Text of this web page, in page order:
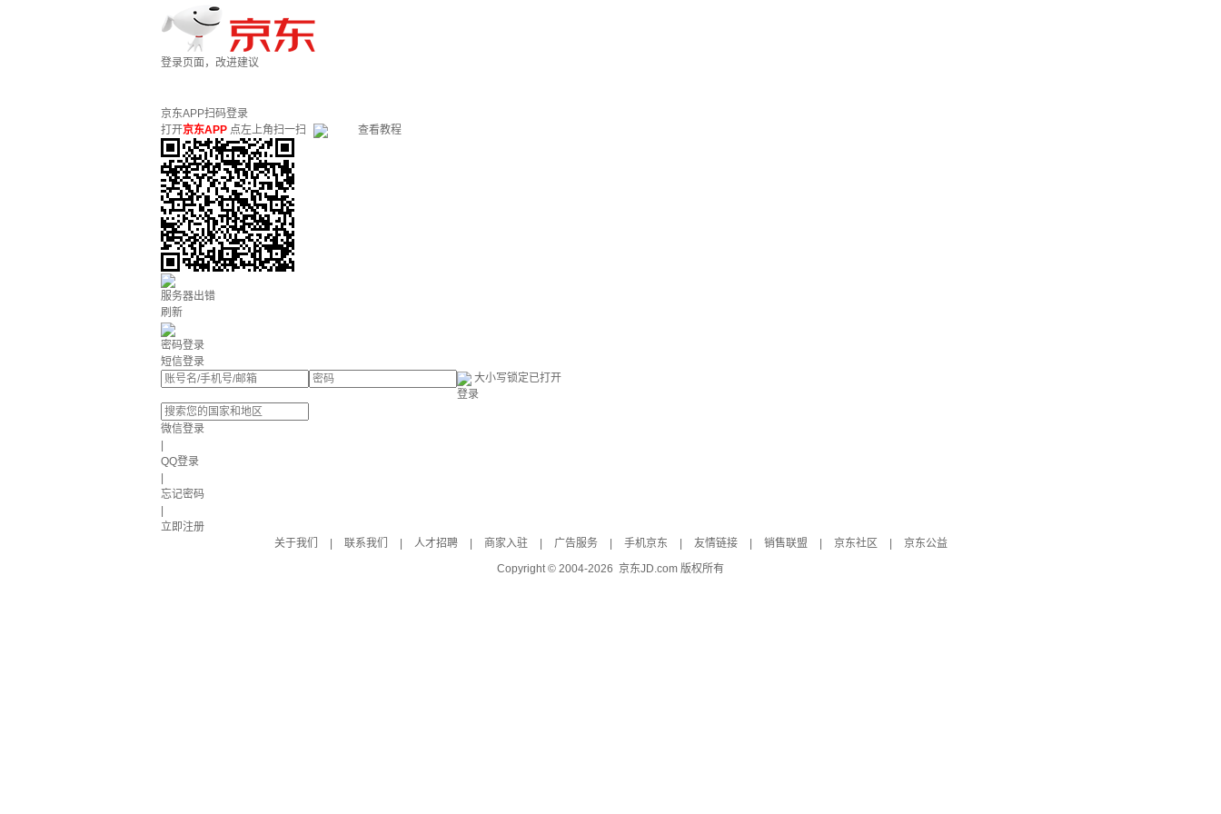
登录页面，改进建议
京东APP扫码登录
打开京东APP 点左上角扫一扫 查看教程
服务器出错
刷新
密码登录
短信登录
大小写锁定已打开
登录
微信登录
QQ登录
忘记密码
立即注册
关于我们
联系我们 人才招聘 商家入驻 广告服务 手机京东 友情链接 销售联盟 京东社区
京东公益
Copyright © 2004-2026 京东JD.com 版权所有